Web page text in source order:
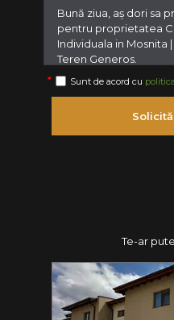
Sunt de acord cu
Te-ar